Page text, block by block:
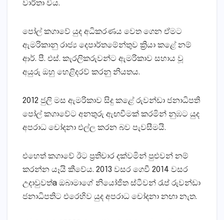
වාර්තා විය.
පෝල් කගාවේ යුද අධිකරණය වෙත ගෙන ඒමට
ඇමරිකානු රාජ්‍ය දෙපාර්තමේන්තුව ක්‍රියා කළේ නම්
ආර්. පී. එස්‌. කැරලිකරුවන්ට ඇමරිකාව සහාය වූ
අයුරු ඔහු හෙළිදරව් කරනු නියතය.
2012 ජුලි මස ඇමරිකාව සිදු කළේ රුවන්ඩා ජනාධිපති
පෝල් කගාවේට අනතුරු ඇඟවීමක්‌ කරමින් නුඹට යුද
අපරාධ චෝදනා එල්ල කරන බව පැවසීමයි.
එහෙත් කගාවේ ඊට ප්‍රතිචාර දක්‌වමින් පුළුවන් නම්
කරන්න යෑයි කීවේය. 2013 වසර ගෙවී 2014 වසර
උදාවුවත්a ඔබාමාගේ නියෝජිත ස්‌ටීවන් රැප් රුවන්ඩා
ජනාධිපතිට එරෙහිව යුද අපරාධ චෝදනා නඟා නැත.